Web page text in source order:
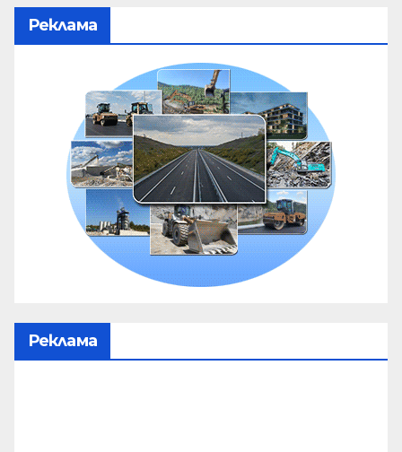
Реклама
Реклама